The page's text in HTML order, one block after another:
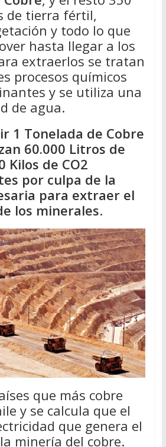
de tierra fértil,
y todo lo que
hasta llegar a los
extraerlos se tratan
procesos químicos
y se utiliza una
de agua.
1 Tonelada de Cobre
60.000 Litros de
Kilos de CO2
por culpa de la
para extraer el
los minerales.
que más cobre
y se calcula que el
que genera el
minería del cobre.